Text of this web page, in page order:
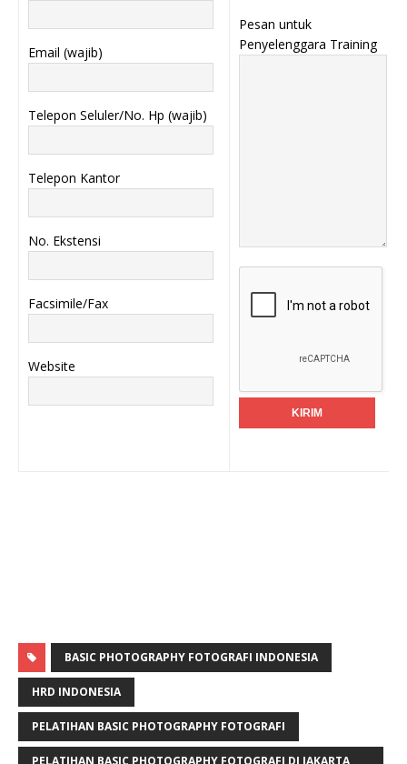
Email (wajib)
Telepon Seluler/No. Hp (wajib)
Telepon Kantor
No. Ekstensi
Facsimile/Fax
Website
Pesan untuk
Penyelenggara Training
BASIC PHOTOGRAPHY FOTOGRAFI INDONESIA
HRD INDONESIA
PELATIHAN BASIC PHOTOGRAPHY FOTOGRAFI
PELATIHAN BASIC PHOTOGRAPHY FOTOGRAFI DI JAKARTA